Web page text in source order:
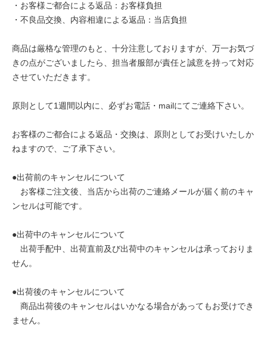
・お客様ご都合による返品：お客様負担
・不良品交換、内容相違による返品：当店負担
商品は厳格な管理のもと、十分注意しておりますが、万一お気づ
きの点がございましたら、担当者服部が責任と誠意を持って対応
させていただきます。
原則として1週間以内に、必ずお電話・mailにてご連絡下さい。
お客様のご都合による返品・交換は、原則としてお受けいたしか
ねますので、ご了承下さい。
●出荷前のキャンセルについて
お客様ご注文後、当店から出荷のご連絡メールが届く前のキャ
ンセルは可能です。
●出荷中のキャンセルについて
出荷手配中、出荷直前及び出荷中のキャンセルは承っておりま
せん。
●出荷後のキャンセルについて
商品出荷後のキャンセルはいかなる場合があってもお受けでき
ません。